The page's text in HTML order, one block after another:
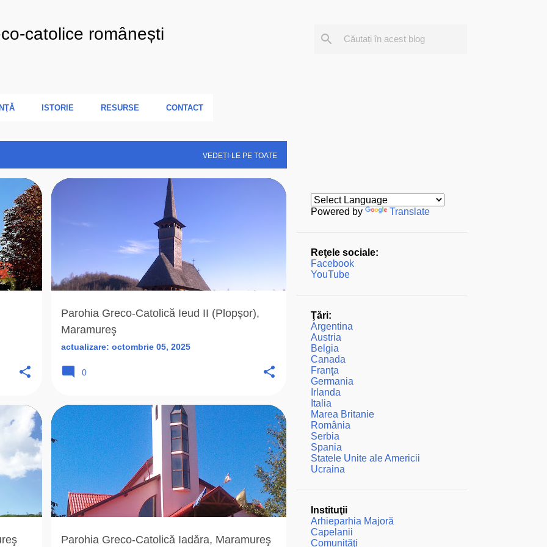
catolice românești
ISTORIE RESURSE CONTACT
VEDEȚI-LE PE TOATE
+4
Parohia Greco-Catolică Ieud II (Plopşor),
Maramureş
actualizare: octombrie 05, 2025
0
Parohia Greco-Catolică Iadăra, Maramureş
2005 BISERICA ROMANA UNITA + 5
Powered by Translate
Reţele sociale:
Facebook
YouTube
Ţări:
Argentina
Austria
Belgia
Canada
Franţa
Germania
Irlanda
Italia
Marea Britanie
România
Serbia
Spania
Statele Unite ale Americii
Ucraina
Instituţii
Arhieparhia Majoră
Capelanii
Comunităţi